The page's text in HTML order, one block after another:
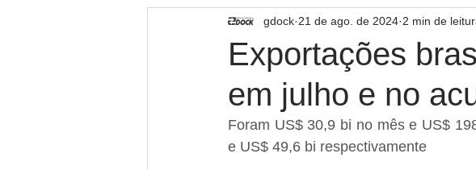
TECNOLOGIA
Exportações
em julho e no
gdock 21 de ago. de 2024 2 min de
Foram US$ 30,9 bi no mês e US$
e US$ 49,6 bi respectivamente